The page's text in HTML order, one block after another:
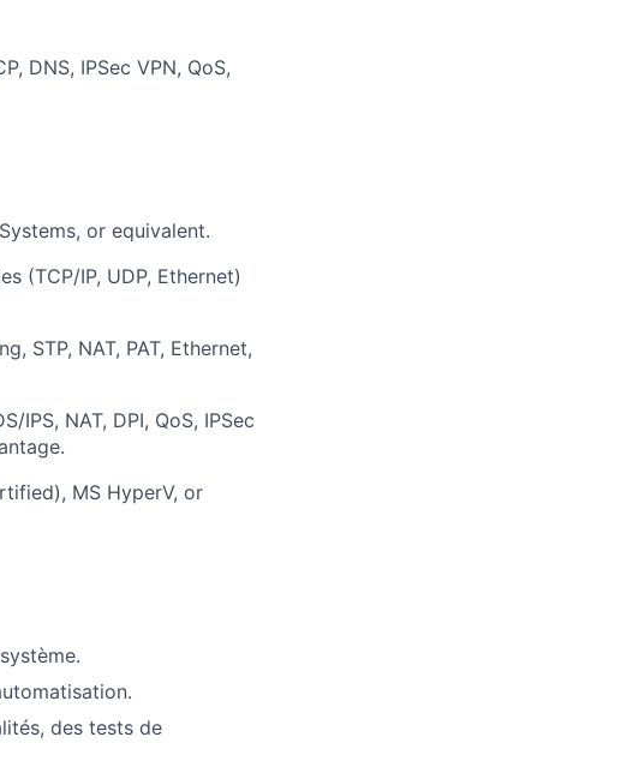
DNS, IPSec VPN, QoS,
or equivalent.
(TCP/IP, UDP, Ethernet)
STP, NAT, PAT, Ethernet,
NAT, DPI, QoS, IPSec
MS HyperV, or
des tests de